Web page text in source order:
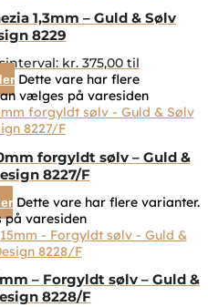
1,3mm – Guld & Sølv
8229
kr. 375,00 til
Dette vare har flere
vælges på varesiden
forgyldt sølv – Guld &
8227/F
Dette vare har flere varianter.
på varesiden
– Forgyldt sølv – Guld &
8228/F